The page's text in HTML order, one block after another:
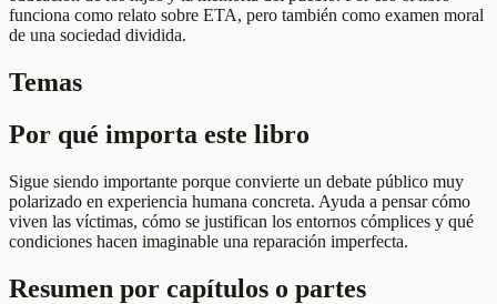
funciona como relato sobre ETA, pero también como examen moral
de una sociedad dividida.
Temas
Por qué importa este libro
Sigue siendo importante porque convierte un debate público muy
polarizado en experiencia humana concreta. Ayuda a pensar cómo
viven las víctimas, cómo se justifican los entornos cómplices y qué
condiciones hacen imaginable una reparación imperfecta.
Resumen por capítulos o partes